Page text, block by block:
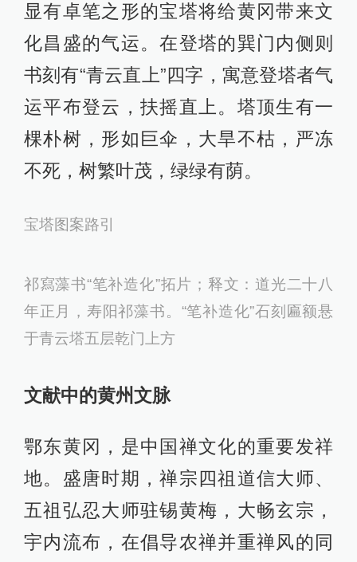
显有卓笔之形的宝塔将给黄冈带来文
化昌盛的气运。在登塔的巽门内侧则
书刻有“青云直上”四字，寓意登塔者气
运平布登云，扶摇直上。塔顶生有一
棵朴树，形如巨伞，大旱不枯，严冻
不死，树繁叶茂，绿绿有荫。
宝塔图案路引
祁寫藻书“笔补造化”拓片；释文：道光二十八
年正月，寿阳祁藻书。“笔补造化”石刻匾额悬
于青云塔五层乾门上方
文献中的黄州文脉
鄂东黄冈，是中国禅文化的重要发祥
地。盛唐时期，禅宗四祖道信大师、
五祖弘忍大师驻锡黄梅，大畅玄宗，
宇内流布，在倡导农禅并重禅风的同